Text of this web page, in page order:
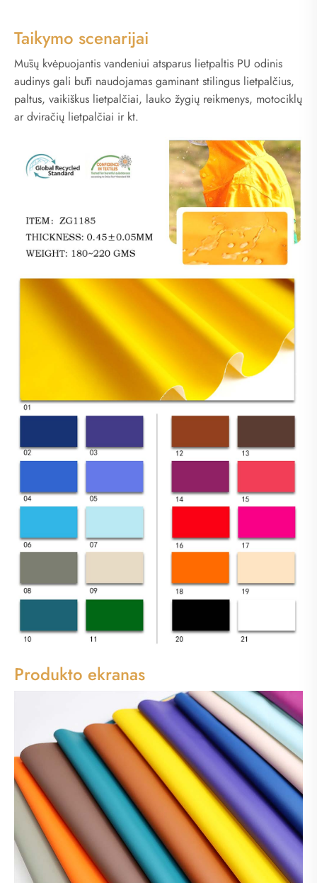
Taikymo scenarijai
Mūsų kvėpuojantis vandeniui atsparus lietpaltis PU odinis
audinys gali būti naudojamas gaminant stilingus lietpalčius,
paltus, vaikiškus lietpalčiai, lauko žygių reikmenys, motociklų
ar dviračių lietpalčiai ir kt.
Produkto ekranas